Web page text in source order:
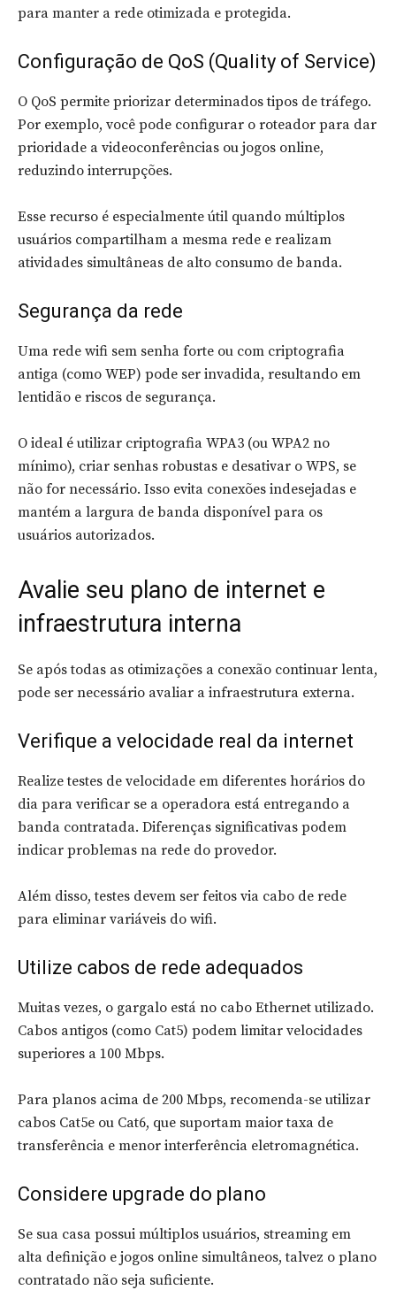
para manter a rede otimizada e protegida.
Configuração de QoS (Quality of Service)
O QoS permite priorizar determinados tipos de tráfego.
Por exemplo, você pode configurar o roteador para dar
prioridade a videoconferências ou jogos online,
reduzindo interrupções.
Esse recurso é especialmente útil quando múltiplos
usuários compartilham a mesma rede e realizam
atividades simultâneas de alto consumo de banda.
Segurança da rede
Uma rede wifi sem senha forte ou com criptografia
antiga (como WEP) pode ser invadida, resultando em
lentidão e riscos de segurança.
O ideal é utilizar criptografia WPA3 (ou WPA2 no
mínimo), criar senhas robustas e desativar o WPS, se
não for necessário. Isso evita conexões indesejadas e
mantém a largura de banda disponível para os
usuários autorizados.
Avalie seu plano de internet e
infraestrutura interna
Se após todas as otimizações a conexão continuar lenta,
pode ser necessário avaliar a infraestrutura externa.
Verifique a velocidade real da internet
Realize testes de velocidade em diferentes horários do
dia para verificar se a operadora está entregando a
banda contratada. Diferenças significativas podem
indicar problemas na rede do provedor.
Além disso, testes devem ser feitos via cabo de rede
para eliminar variáveis do wifi.
Utilize cabos de rede adequados
Muitas vezes, o gargalo está no cabo Ethernet utilizado.
Cabos antigos (como Cat5) podem limitar velocidades
superiores a 100 Mbps.
Para planos acima de 200 Mbps, recomenda-se utilizar
cabos Cat5e ou Cat6, que suportam maior taxa de
transferência e menor interferência eletromagnética.
Considere upgrade do plano
Se sua casa possui múltiplos usuários, streaming em
alta definição e jogos online simultâneos, talvez o plano
contratado não seja suficiente.